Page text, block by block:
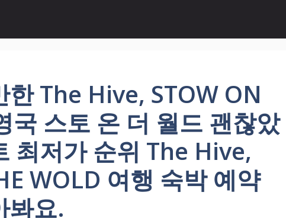
한 The Hive, STOW ON
국 스토 온 더 월드 괜찮았
최저가 순위 The Hive,
WOLD 여행 숙박 예약
봐요.